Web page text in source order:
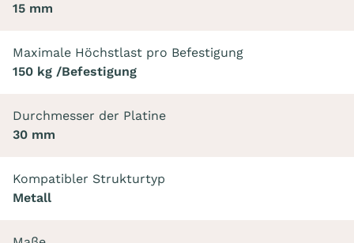
15 mm
Maximale Höchstlast pro Befestigung
150 kg /Befestigung
Durchmesser der Platine
30 mm
Kompatibler Strukturtyp
Metall